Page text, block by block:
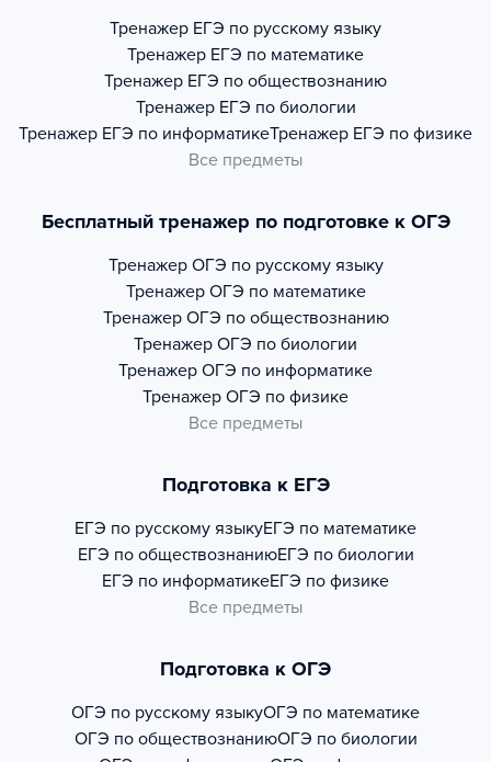
Тренажер ЕГЭ по русскому языку
Тренажер ЕГЭ по математике
Тренажер ЕГЭ по обществознанию
Тренажер ЕГЭ по биологии
Тренажер ЕГЭ по информатикеТренажер ЕГЭ по физике
Все предметы
Бесплатный тренажер по подготовке к ОГЭ
Тренажер ОГЭ по русскому языку
Тренажер ОГЭ по математике
Тренажер ОГЭ по обществознанию
Тренажер ОГЭ по биологии
Тренажер ОГЭ по информатике
Тренажер ОГЭ по физике
Все предметы
Подготовка к ЕГЭ
ЕГЭ по русскому языкуЕГЭ по математике
ЕГЭ по обществознаниюЕГЭ по биологии
ЕГЭ по информатикеЕГЭ по физике
Все предметы
Подготовка к ОГЭ
ОГЭ по русскому языкуОГЭ по математике
ОГЭ по обществознаниюОГЭ по биологии